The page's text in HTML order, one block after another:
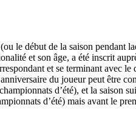
le début de la saison pendant
et son âge, a été inscrit
et se terminant avec
du joueur peut être
d’été), et la saison
d’été) mais avant le